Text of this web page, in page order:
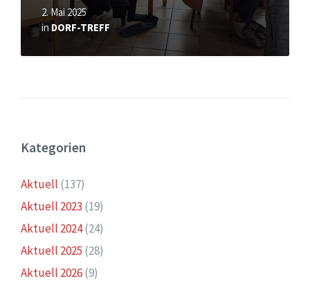
2. Mai 2025
in DORF-TREFF
Kategorien
Aktuell (137)
Aktuell 2023 (19)
Aktuell 2024(24)
Aktuell 2025 (28)
Aktuell 2026(9)